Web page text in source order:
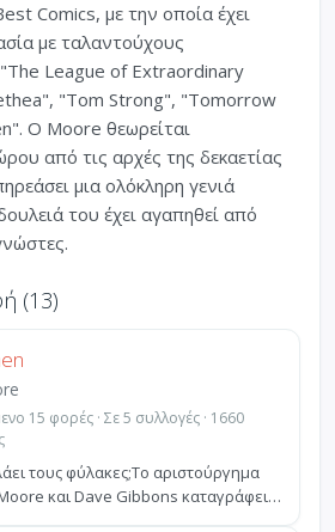
Comics, με την οποία έχει
με ταλαντούχους
League of Extraordinary
"Tom Strong", "Tomorrow
O Moore θεωρείται
από τις αρχές της δεκαετίας
μια ολόκληρη γενιά
του έχει αγαπηθεί από
(13)
15 φορές · Σε 5 συλλογές · 1660
τους φύλακες;Το αριστούργημα
και Dave Gibbons καταγράφει
μιας...